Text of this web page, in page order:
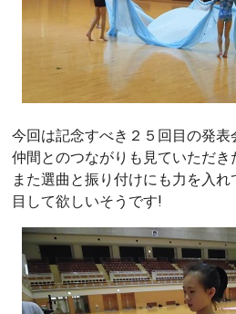
今回は記念すべき２５回目の発表
仲間とのつながりも見ていただき
また選曲と振り付けにも力を入
目して欲しいそうです!